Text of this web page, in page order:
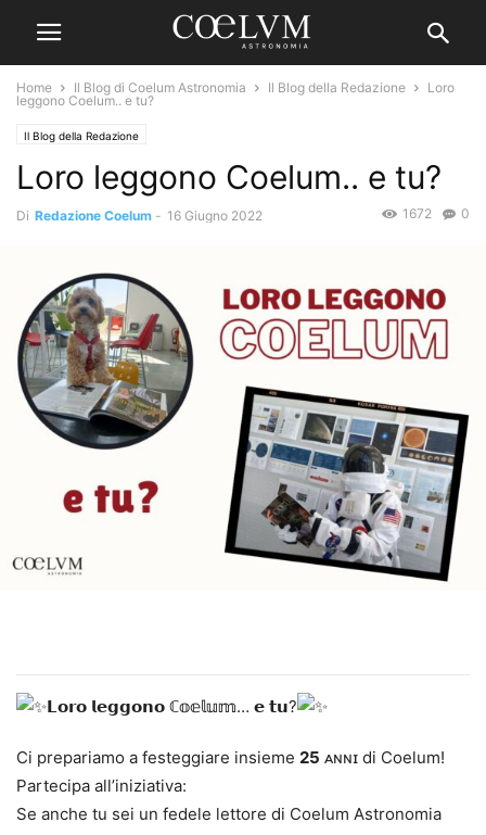
Home Il Blog di Coelum Astronomia Il Blog della Redazione
Loro
leggono Coelum.. e tu?
Il Blog della Redazione
Loro leggono Coelum.. e tu?
Di Redazione Coelum - 16 Giugno 2022 0
1672
𝗟𝗼𝗿𝗼 𝗹𝗲𝗴𝗴𝗼𝗻𝗼 ℂ𝕠𝕖𝕝𝕦𝕞… 𝗲 𝘁𝘂?
Ci prepariamo a festeggiare insieme 25 ᴀɴɴɪ di Coelum!
Partecipa all’iniziativa:
Se anche tu sei un fedele lettore di Coelum Astronomia